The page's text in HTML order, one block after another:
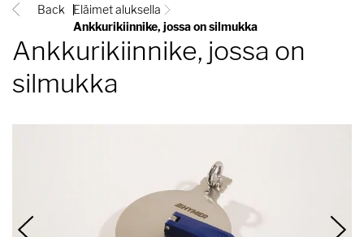
Back
Eläimet aluksella
Ankkurikiinnike, jossa on silmukka
Ankkurikiinnike, jossa on
silmukka